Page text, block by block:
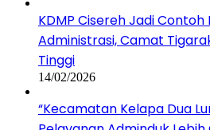
KDMP Cisereh Jadi
Administrasi, Camat
Tinggi
14/02/2026
“Kecamatan Kelapa Dua